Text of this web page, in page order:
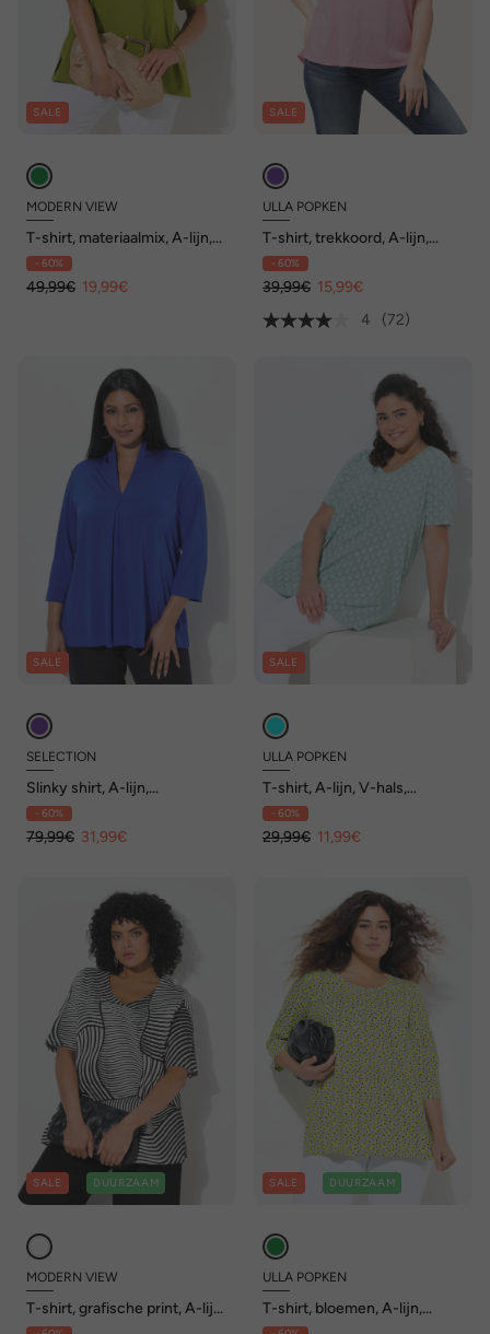
SALE
MODERN VIEW
T-shirt, materiaalmix, A-lijn,
V-hals, korte mouw
- 60%
49,99€ 19,99€
SALE
ULLA POPKEN
T-shirt, trekkoord, A-lijn,
ronde hals, korte mouwen
- 60%
39,99€ 15,99€
4
(72)
SALE
SELECTION
Slinky shirt, A-lijn,
gobletkraag, sierplooi, 3/4-
mouw
- 60%
79,99€ 31,99€
SALE
ULLA POPKEN
T-shirt, A-lijn, V-hals,
sierplooien, korte mouw
- 60%
29,99€ 11,99€
SALE DUURZAAM
MODERN VIEW
T-shirt, grafische print, A-lijn,
V-hals, korte mouw
SALE DUURZAAM
ULLA POPKEN
T-shirt, bloemen, A-lijn,
decoratieve plooien, ronde